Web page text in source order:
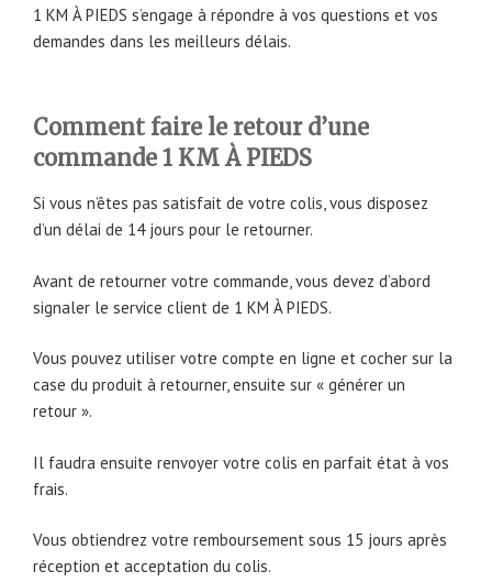
1 KM À PIEDS s’engage à répondre à vos questions et vos
demandes dans les meilleurs délais.
Comment faire le retour d’une
commande 1 KM À PIEDS
Si vous n’êtes pas satisfait de votre colis, vous disposez
d’un délai de 14 jours pour le retourner.
Avant de retourner votre commande, vous devez d’abord
signaler le service client de 1 KM À PIEDS.
Vous pouvez utiliser votre compte en ligne et cocher sur la
case du produit à retourner, ensuite sur « générer un
retour ».
Il faudra ensuite renvoyer votre colis en parfait état à vos
frais.
Vous obtiendrez votre remboursement sous 15 jours après
réception et acceptation du colis.